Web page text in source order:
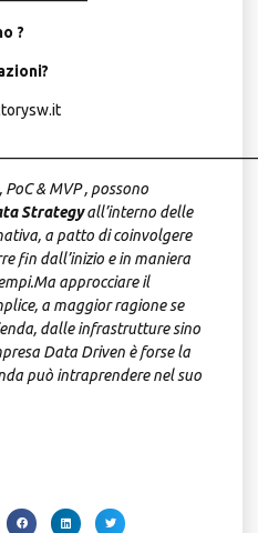
?
& MVP , possono
Strategyall’interno delle
a patto di coinvolgere
fin dall’inizio e in maniera
Ma approcciare il
a maggior ragione se
dalle infrastrutture sino
Data Driven è forse la
può intraprendere nel suo